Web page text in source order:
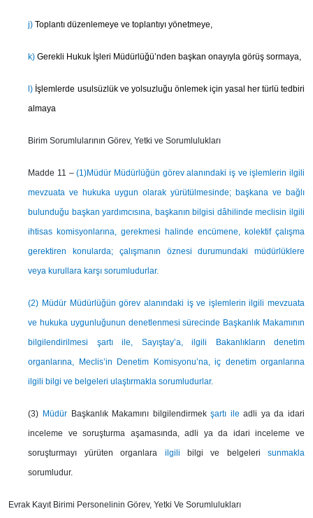
j)Toplantı düzenlemeye ve toplantıyı yönetmeye,
k)Gerekli Hukuk İşleri Müdürlüğü’nden başkan onayıyla görüş sormaya,
l) İşlemlerde usulsüzlük ve yolsuzluğu önlemek için yasal her türlü tedbiri
almaya
Birim Sorumlularının Görev, Yetki ve Sorumlulukları
Madde 11 –(1)Müdür Müdürlüğün görev alanındaki iş ve işlemlerin ilgili
mevzuata ve hukuka uygun olarak yürütülmesinde; başkana ve bağlı
bulunduğu başkan yardımcısına, başkanın bilgisi dâhilinde meclisin ilgili
ihtisas komisyonlarına, gerekmesi halinde encümene, kolektif çalışma
gerektiren konularda; çalışmanın öznesi durumundaki müdürlüklere
veya kurullara karşı sorumludurlar.
(2) Müdür Müdürlüğün görev alanındaki iş ve işlemlerin ilgili mevzuata
ve hukuka uygunluğunun denetlenmesi sürecinde Başkanlık Makamının
bilgilendirilmesi şartı ile, Sayıştay’a, ilgili Bakanlıkların denetim
organlarına, Meclis’in Denetim Komisyonu’na, iç denetim organlarına
ilgili bilgi ve belgeleri ulaştırmakla sorumludurlar.
(3) MüdürBaşkanlık Makamını bilgilendirmekşartı ileadli ya da idari
inceleme ve soruşturma aşamasında, adli ya da idari inceleme ve
soruşturmayı yürüten organlara ilgili bilgi ve belgelerisunmakla
sorumludur.
Evrak Kayıt Birimi Personelinin Görev, Yetki Ve Sorumlulukları